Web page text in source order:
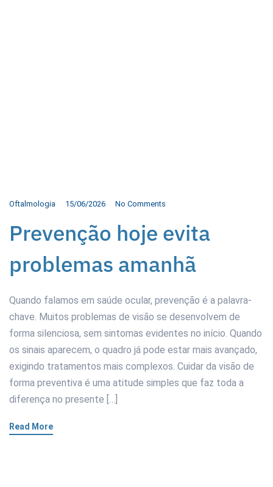
Oftalmologia 15/06/2026 No Comments
Prevenção hoje evita
problemas amanhã
Quando falamos em saúde ocular, prevenção é a palavra-
chave. Muitos problemas de visão se desenvolvem de
forma silenciosa, sem sintomas evidentes no início. Quando
os sinais aparecem, o quadro já pode estar mais avançado,
exigindo tratamentos mais complexos. Cuidar da visão de
forma preventiva é uma atitude simples que faz toda a
diferença no presente […]
Read More